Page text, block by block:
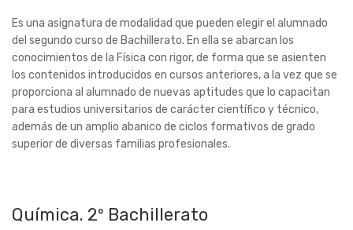
Es una asignatura de modalidad que pueden elegir el alumnado
del segundo curso de Bachillerato. En ella se abarcan los
conocimientos de la Física con rigor, de forma que se asienten
los contenidos introducidos en cursos anteriores, a la vez que se
proporciona al alumnado de nuevas aptitudes que lo capacitan
para estudios universitarios de carácter científico y técnico,
además de un amplio abanico de ciclos formativos de grado
superior de diversas familias profesionales.
Química. 2º Bachillerato